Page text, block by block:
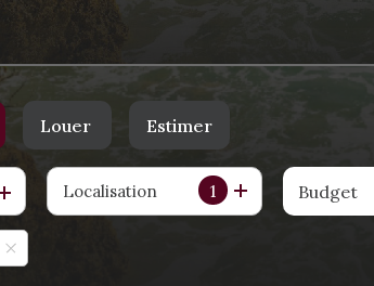
Louer
à l'année
Estimer
1
Localisation Budget